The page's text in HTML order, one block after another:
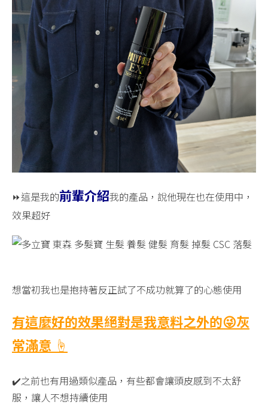
⏩這是我的前輩介紹我的產品，說他現在也在使用中，
效果超好
想當初我也是抱持著反正試了不成功就算了的心態使用
有這麼好的效果絕對是我意料之外的😜灰
常滿意 ☝️
✔️之前也有用過類似產品，有些都會讓頭皮感到不太舒
服，讓人不想持續使用